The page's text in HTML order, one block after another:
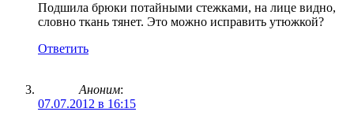
Подшила брюки потайными стежками, на лице видно,
словно ткань тянет. Это можно исправить утюжкой?
Ответить
Аноним:
07.07.2012 в 16:15